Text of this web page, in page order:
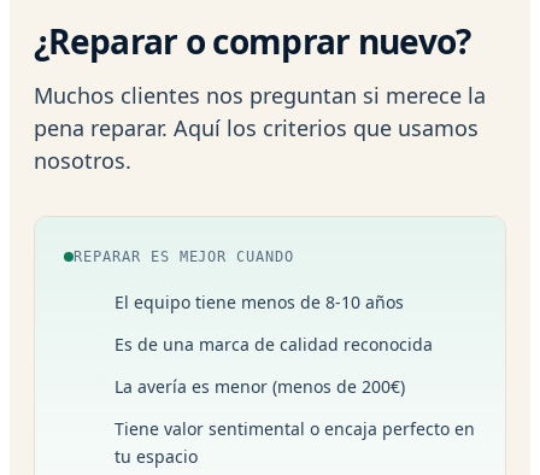
¿Reparar o comprar nuevo?
Muchos clientes nos preguntan si merece la
pena reparar. Aquí los criterios que usamos
nosotros.
REPARAR ES MEJOR CUANDO
El equipo tiene menos de 8-10 años
Es de una marca de calidad reconocida
La avería es menor (menos de 200€)
Tiene valor sentimental o encaja perfecto en
tu espacio